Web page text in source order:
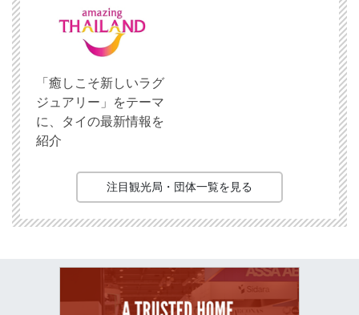
「癒しこそ新しいラグ
ジュアリー」をテーマ
に、タイの最新情報を
紹介
注目観光局・団体一覧を見る